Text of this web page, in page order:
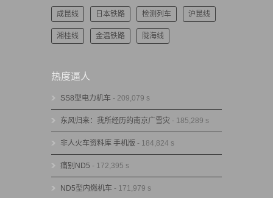
成昆线 日本铁路 检测列车 沪昆线
湘桂线 金温铁路 陇海线
热度逼人
SS8型电力机车 - 209,079 s
东风归来：我所经历的南京广雪灾 - 185,289 s
非人火车资料库 手机版 - 184,824 s
痛别ND5 - 172,395 s
ND5型内燃机车 - 171,979 s